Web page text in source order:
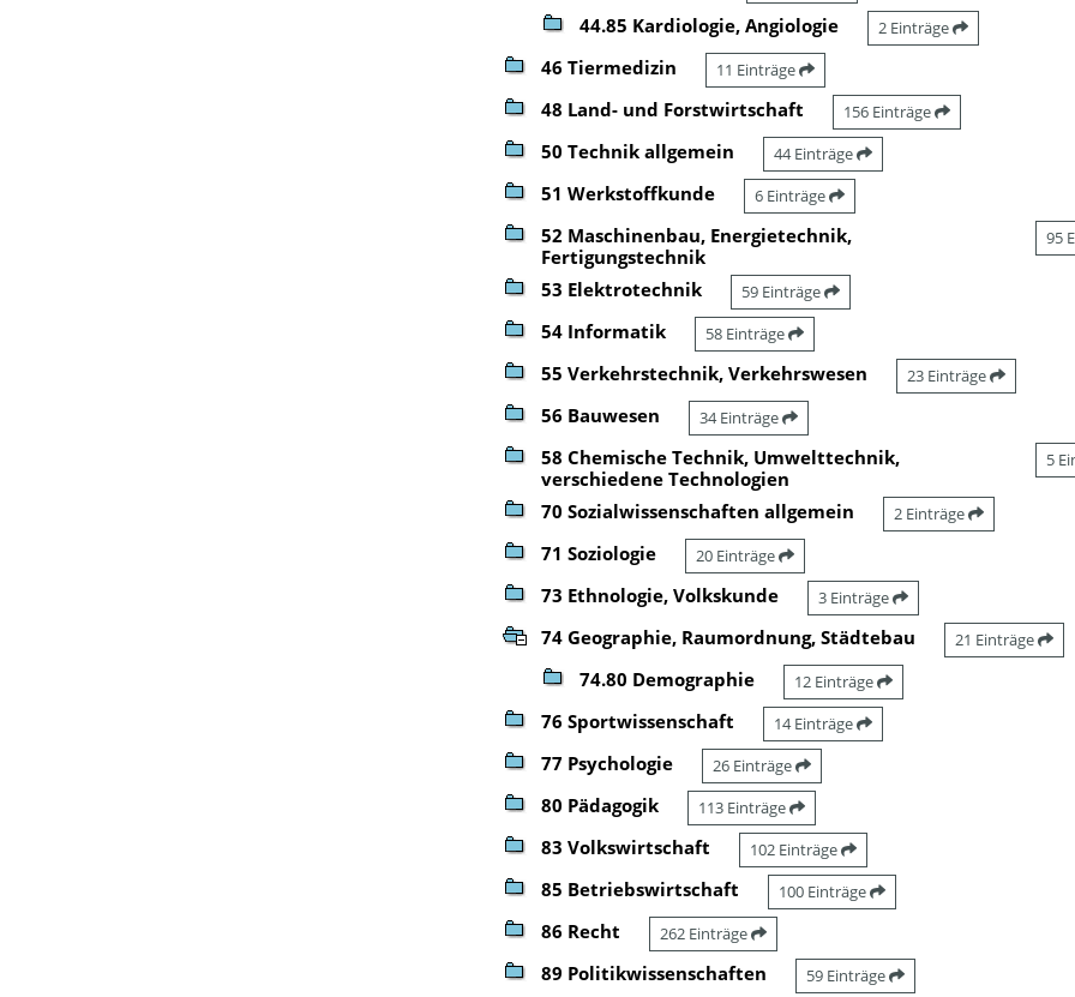
44.85 Kardiologie, Angiologie 2 Einträge
46 Tiermedizin 11 Einträge
48 Land- und Forstwirtschaft 156 Einträge
50 Technik allgemein 44 Einträge
51 Werkstoffkunde 6 Einträge
52 Maschinenbau, Energietechnik,
Fertigungstechnik
95
53 Elektrotechnik 59 Einträge
54 Informatik 58 Einträge
55 Verkehrstechnik, Verkehrswesen 23 Einträge
56 Bauwesen 34 Einträge
58 Chemische Technik, Umwelttechnik,
verschiedene Technologien
5
70 Sozialwissenschaften allgemein 2 Einträge
71 Soziologie 20 Einträge
73 Ethnologie, Volkskunde 3 Einträge
74 Geographie, Raumordnung, Städtebau 21 Einträge
74.80 Demographie 12 Einträge
76 Sportwissenschaft 14 Einträge
77 Psychologie 26 Einträge
80 Pädagogik 113 Einträge
83 Volkswirtschaft 102 Einträge
85 Betriebswirtschaft 100 Einträge
86 Recht 262 Einträge
89 Politikwissenschaften 59 Einträge